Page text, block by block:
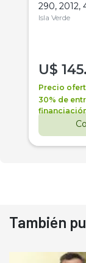
290, 2012,
Isla Verde
U$
Precio
30% de
También